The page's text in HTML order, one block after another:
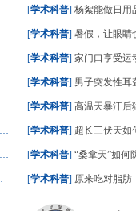
[学术科普] 杨絮能做日用
[学术科普] 暑假，让眼睛
[学术科普] 家门口享受运
[学术科普] 男子突发性耳
[学术科普] 高温天暴汗后
[学术科普] 超长三伏天如何
[学术科普] “桑拿天”如何
[学术科普] 原来吃对脂肪，血管反